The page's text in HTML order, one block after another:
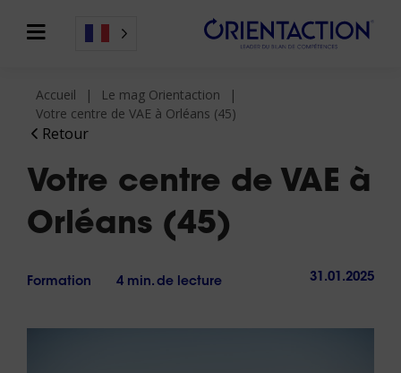
Retour
Accueil
Le mag Orientaction
Votre centre de VAE à Orléans (45)
Votre centre de VAE à
Orléans (45)
Formation 4 min. de lecture 31.01.2025